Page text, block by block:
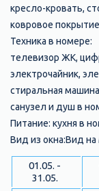
кресло-кровать,
ковровое
Техника в номере:
телевизор ЖК,
электрочайник,
стиральная
санузел и душ в
Питание: кухня в
Вид из окна:Вид на
01.05. -
31.05.